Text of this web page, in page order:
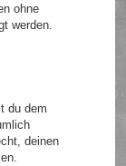
ohne
werden.
du dem
deinen